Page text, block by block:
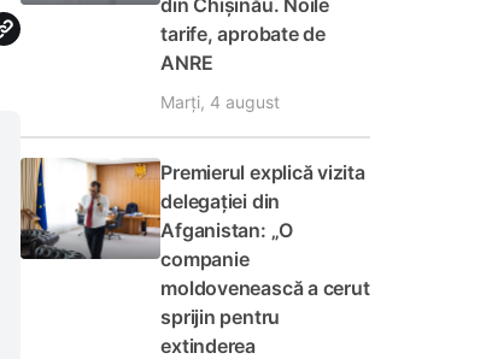
din Chișinău. Noile
tarife, aprobate de
ANRE
Marți, 4 august
Premierul explică vizita
delegației din
Afganistan: „O
companie
moldovenească a cerut
sprijin pentru
extinderea